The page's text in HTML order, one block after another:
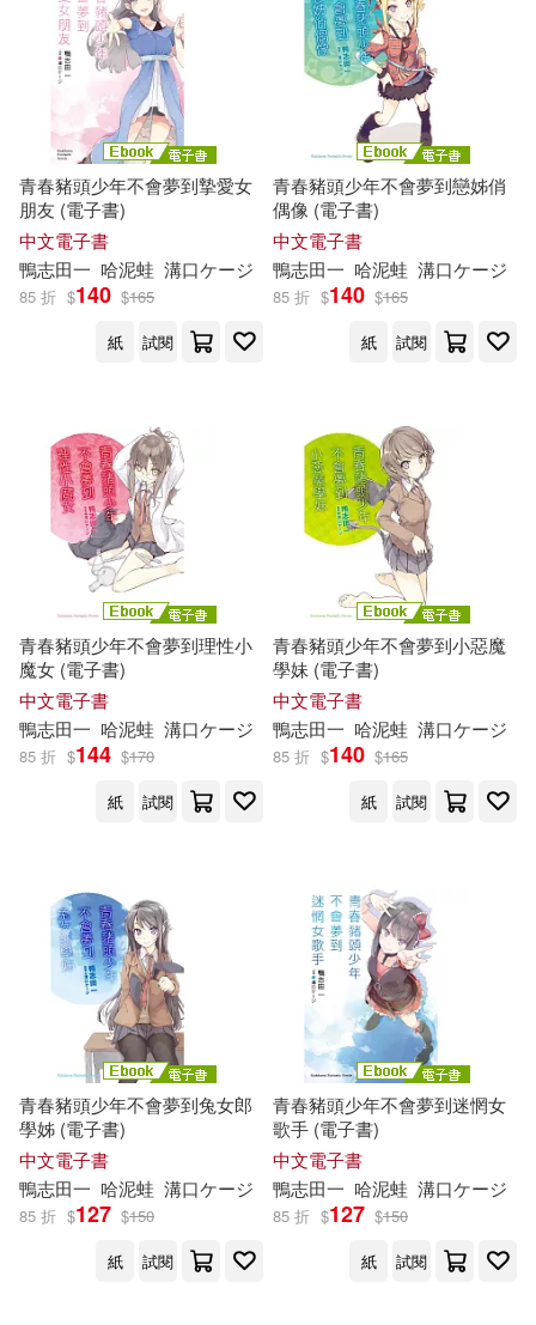
青春豬頭少年不會夢到摯愛女
朋友 (電子書)
中文電子書
鴨志田一 哈泥蛙 溝口ケージ
85 折 $140 $165
紙
試閱
青春豬頭少年不會夢到戀姊俏
偶像 (電子書)
中文電子書
鴨志田一 哈泥蛙 溝口ケージ
85 折 $140 $165
紙
試閱
青春豬頭少年不會夢到理性小
魔女 (電子書)
中文電子書
鴨志田一 哈泥蛙 溝口ケージ
85 折 $144 $170
紙
試閱
青春豬頭少年不會夢到小惡魔
學妹 (電子書)
中文電子書
鴨志田一 哈泥蛙 溝口ケージ
85 折 $140 $165
紙
試閱
青春豬頭少年不會夢到兔女郎
學姊 (電子書)
中文電子書
鴨志田一 哈泥蛙 溝口ケージ
85 折 $127 $150
紙
試閱
青春豬頭少年不會夢到迷惘女
歌手 (電子書)
中文電子書
鴨志田一 哈泥蛙 溝口ケージ
85 折 $127 $150
紙
試閱